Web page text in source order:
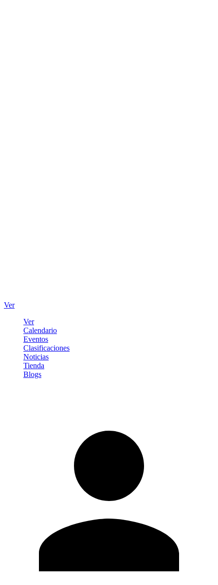
Ver
Ver
Calendario
Eventos
Clasificaciones
Noticias
Tienda
Blogs